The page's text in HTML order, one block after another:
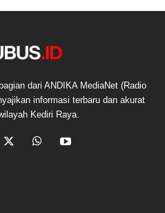
dari ANDIKA MediaNet (Radio
informasi terbaru dan akurat
Kediri Raya.